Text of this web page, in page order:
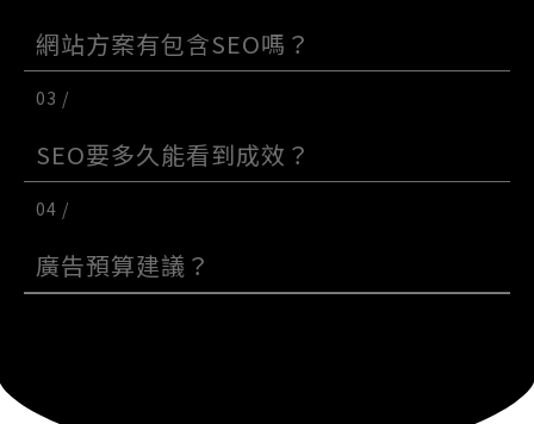
網站方案有包含SEO嗎？
03 /
SEO要多久能看到成效？
04 /
廣告預算建議？